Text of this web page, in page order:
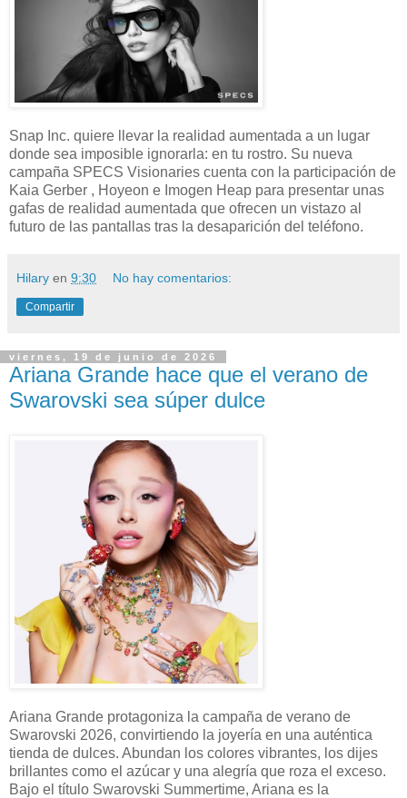
Snap Inc. quiere llevar la realidad aumentada a un lugar
donde sea imposible ignorarla: en tu rostro. Su nueva
campaña SPECS Visionaries cuenta con la participación de
Kaia Gerber , Hoyeon e Imogen Heap para presentar unas
gafas de realidad aumentada que ofrecen un vistazo al
futuro de las pantallas tras la desaparición del teléfono.
Hilary en 9:30 No hay comentarios:
Compartir
viernes, 19 de junio de 2026
Ariana Grande hace que el verano de
Swarovski sea súper dulce
Ariana Grande protagoniza la campaña de verano de
Swarovski 2026, convirtiendo la joyería en una auténtica
tienda de dulces. Abundan los colores vibrantes, los dijes
brillantes como el azúcar y una alegría que roza el exceso.
Bajo el título Swarovski Summertime, Ariana es la